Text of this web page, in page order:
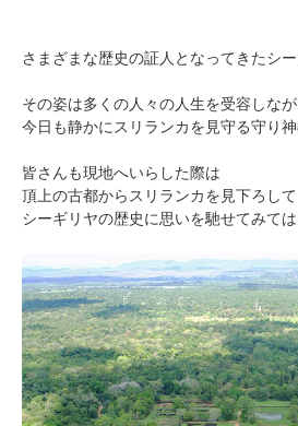
さまざまな歴史の証人となってきたシー
その姿は多くの人々の人生を受容しなが
今日も静かにスリランカを見守る守り神
皆さんも現地へいらした際は
頂上の古都からスリランカを見下ろして
シーギリヤの歴史に思いを馳せてみては